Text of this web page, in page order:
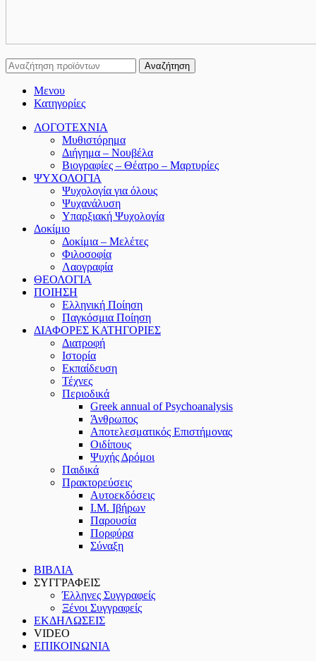
Αναζήτηση
Μενου
Κατηγορίες
ΛΟΓΟΤΕΧΝΙΑ
Μυθιστόρημα
Διήγημα – Νουβέλα
Βιογραφίες – Θέατρο – Μαρτυρίες
ΨΥΧΟΛΟΓΙΑ
Ψυχολογία για όλους
Ψυχανάλυση
Υπαρξιακή Ψυχολογία
Δοκίμιο
Δοκίμια – Μελέτες
Φιλοσοφία
Λαογραφία
ΘΕΟΛΟΓΙΑ
ΠΟΙΗΣΗ
Ελληνική Ποίηση
Παγκόσμια Ποίηση
ΔΙΑΦΟΡΕΣ ΚΑΤΗΓΟΡΙΕΣ
Διατροφή
Ιστορία
Εκπαίδευση
Τέχνες
Περιοδικά
Greek annual of Psychoanalysis
Άνθρωπος
Αποτελεσματικός Επιστήμονας
Οιδίπους
Ψυχής Δρόμοι
Παιδικά
Πρακτoρεύσεις
Αυτοεκδόσεις
Ι.Μ. Ιβήρων
Παρουσία
Πορφύρα
Σύναξη
ΒΙΒΛΙΑ
ΣΥΓΓΡΑΦΕΙΣ
Έλληνες Συγγραφείς
Ξένοι Συγγραφείς
ΕΚΔΗΛΩΣΕΙΣ
VIDEO
ΕΠΙΚΟΙΝΩΝΙΑ